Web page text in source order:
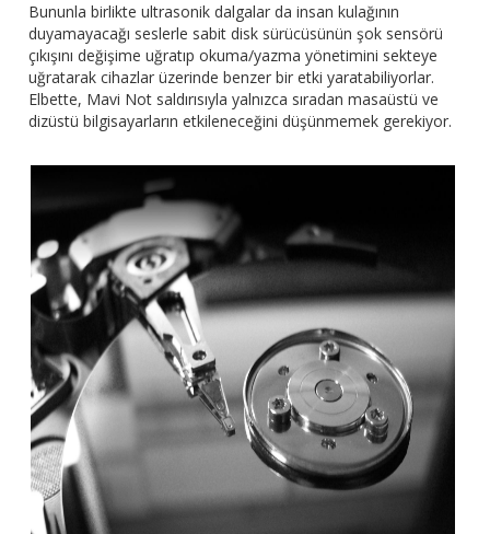
Bununla birlikte ultrasonik dalgalar da insan kulağının
duyamayacağı seslerle sabit disk sürücüsünün şok sensörü
çıkışını değişime uğratıp okuma/yazma yönetimini sekteye
uğratarak cihazlar üzerinde benzer bir etki yaratabiliyorlar.
Elbette, Mavi Not saldırısıyla yalnızca sıradan masaüstü ve
dizüstü bilgisayarların etkileneceğini düşünmemek gerekiyor.